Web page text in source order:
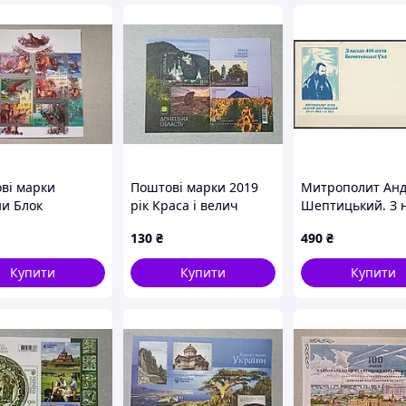
марки
Блок
1999 рік
Купити
Поштові марки 2019
рік Краса і велич
область .
130 ₴
Купити
Митрополит
Шептицький. З
Берестейської
1994 рік.
конверт.
490 ₴
Купити